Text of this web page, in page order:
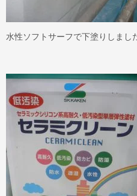
水性ソフトサーフで下塗りしまし